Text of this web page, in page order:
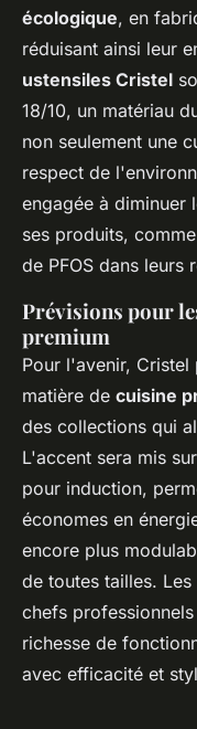
écologique, en
réduisant ainsi leur
ustensiles Cristel
18/10, un matériau
non seulement une
respect de
engagée à diminuer
ses produits,
de PFOS dans leurs
Prévisions pour
premium
Pour l'avenir,
matière de cuisine
des collections qui
L'accent sera mis
pour induction,
économes en
encore plus
de toutes tailles.
chefs
richesse de
avec efficacité et